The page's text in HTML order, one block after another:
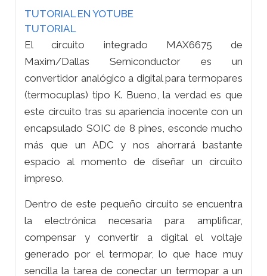
TUTORIAL EN YOTUBE
TUTORIAL
El circuito integrado MAX6675 de
Maxim/Dallas Semiconductor es un
convertidor analógico a digital para termopares
(termocuplas) tipo K. Bueno, la verdad es que
este circuito tras su apariencia inocente con un
encapsulado SOIC de 8 pines, esconde mucho
más que un ADC y nos ahorrará bastante
espacio al momento de diseñar un circuito
impreso.
Dentro de este pequeño circuito se encuentra
la electrónica necesaria para amplificar,
compensar y convertir a digital el voltaje
generado por el termopar, lo que hace muy
sencilla la tarea de conectar un termopar a un